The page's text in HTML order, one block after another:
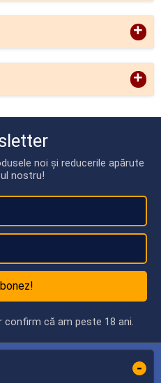
+
+
noi și reducerile apărute
nostru!
confirm că am peste 18 ani.
-